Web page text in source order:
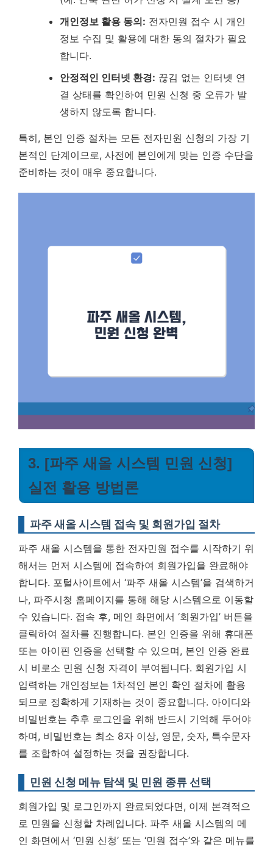
개인정보 활용 동의: 전자민원 접수 시 개인
정보 수집 및 활용에 대한 동의 절차가 필요
합니다.
안정적인 인터넷 환경: 끊김 없는 인터넷 연
결 상태를 확인하여 민원 신청 중 오류가 발
생하지 않도록 합니다.
특히, 본인 인증 절차는 모든 전자민원 신청의 가장 기
본적인 단계이므로, 사전에 본인에게 맞는 인증 수단을
준비하는 것이 매우 중요합니다.
3. [파주 새올 시스템 민원 신청]
실전 활용 방법론
파주 새올 시스템 접속 및 회원가입 절차
파주 새올 시스템을 통한 전자민원 접수를 시작하기 위
해서는 먼저 시스템에 접속하여 회원가입을 완료해야
합니다. 포털사이트에서 ‘파주 새올 시스템’을 검색하거
나, 파주시청 홈페이지를 통해 해당 시스템으로 이동할
수 있습니다. 접속 후, 메인 화면에서 ‘회원가입’ 버튼을
클릭하여 절차를 진행합니다. 본인 인증을 위해 휴대폰
또는 아이핀 인증을 선택할 수 있으며, 본인 인증 완료
시 비로소 민원 신청 자격이 부여됩니다. 회원가입 시
입력하는 개인정보는 1차적인 본인 확인 절차에 활용
되므로 정확하게 기재하는 것이 중요합니다. 아이디와
비밀번호는 추후 로그인을 위해 반드시 기억해 두어야
하며, 비밀번호는 최소 8자 이상, 영문, 숫자, 특수문자
를 조합하여 설정하는 것을 권장합니다.
민원 신청 메뉴 탐색 및 민원 종류 선택
회원가입 및 로그인까지 완료되었다면, 이제 본격적으
로 민원을 신청할 차례입니다. 파주 새올 시스템의 메
인 화면에서 ‘민원 신청’ 또는 ‘민원 접수’와 같은 메뉴를